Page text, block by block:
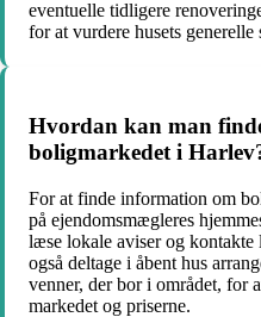
eventuelle tidligere
for at vurdere husets generelle
Hvordan kan man
boligmarkedet i
For at finde information om
på ejendomsmægleres
læse lokale aviser og
også deltage i åbent hus
venner, der bor i området, for
markedet og priserne.